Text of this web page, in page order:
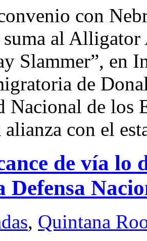
con
al
Slammer”,
de
Nacional de los
con el
de vía lo
Defensa
, Quintana